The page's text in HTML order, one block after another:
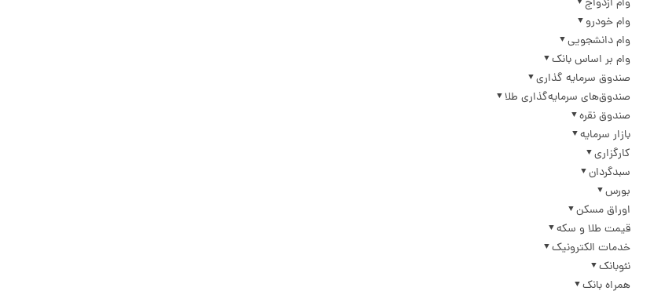
وام ازدواج
وام خودرو
وام دانشجویی
وام بر اساس بانک
صندوق سرمایه گذاری
صندوق‌های سرمایه‌گذاری طلا
صندوق نقره
بازار سرمایه
کارگزاری
سبدگردان
بورس
اوراق مسکن
قیمت طلا و سکه
خدمات الکترونیک
نئوبانک
همراه بانک